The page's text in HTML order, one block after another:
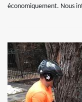
économiquement. Nous